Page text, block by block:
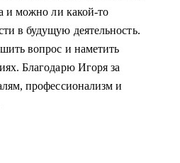
и можно ли какой-то
в будущую деятельность.
вопрос и наметить
Благодарю Игоря за
профессионализм и